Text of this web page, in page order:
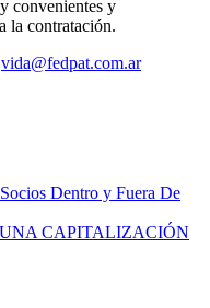
convenientes y
la contratación.
vida@fedpat.com.ar
Dentro y Fuera De
CAPITALIZACIÓN